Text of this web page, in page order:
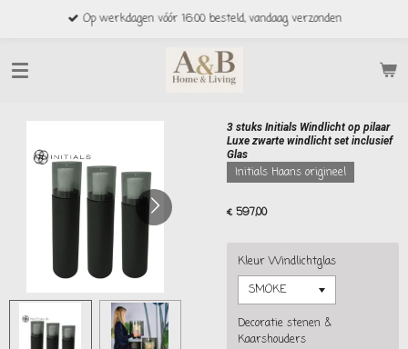
de
hoofdinhoud
Op werkdagen vóór 16:00 besteld, vandaag verzonden
3 stuks Initials Windlicht op pilaar
Luxe zwarte windlicht set inclusief
Glas
Initials Haans origineel
€ 597,00
Kleur Windlichtglas
Decoratie stenen &
Kaarshouders